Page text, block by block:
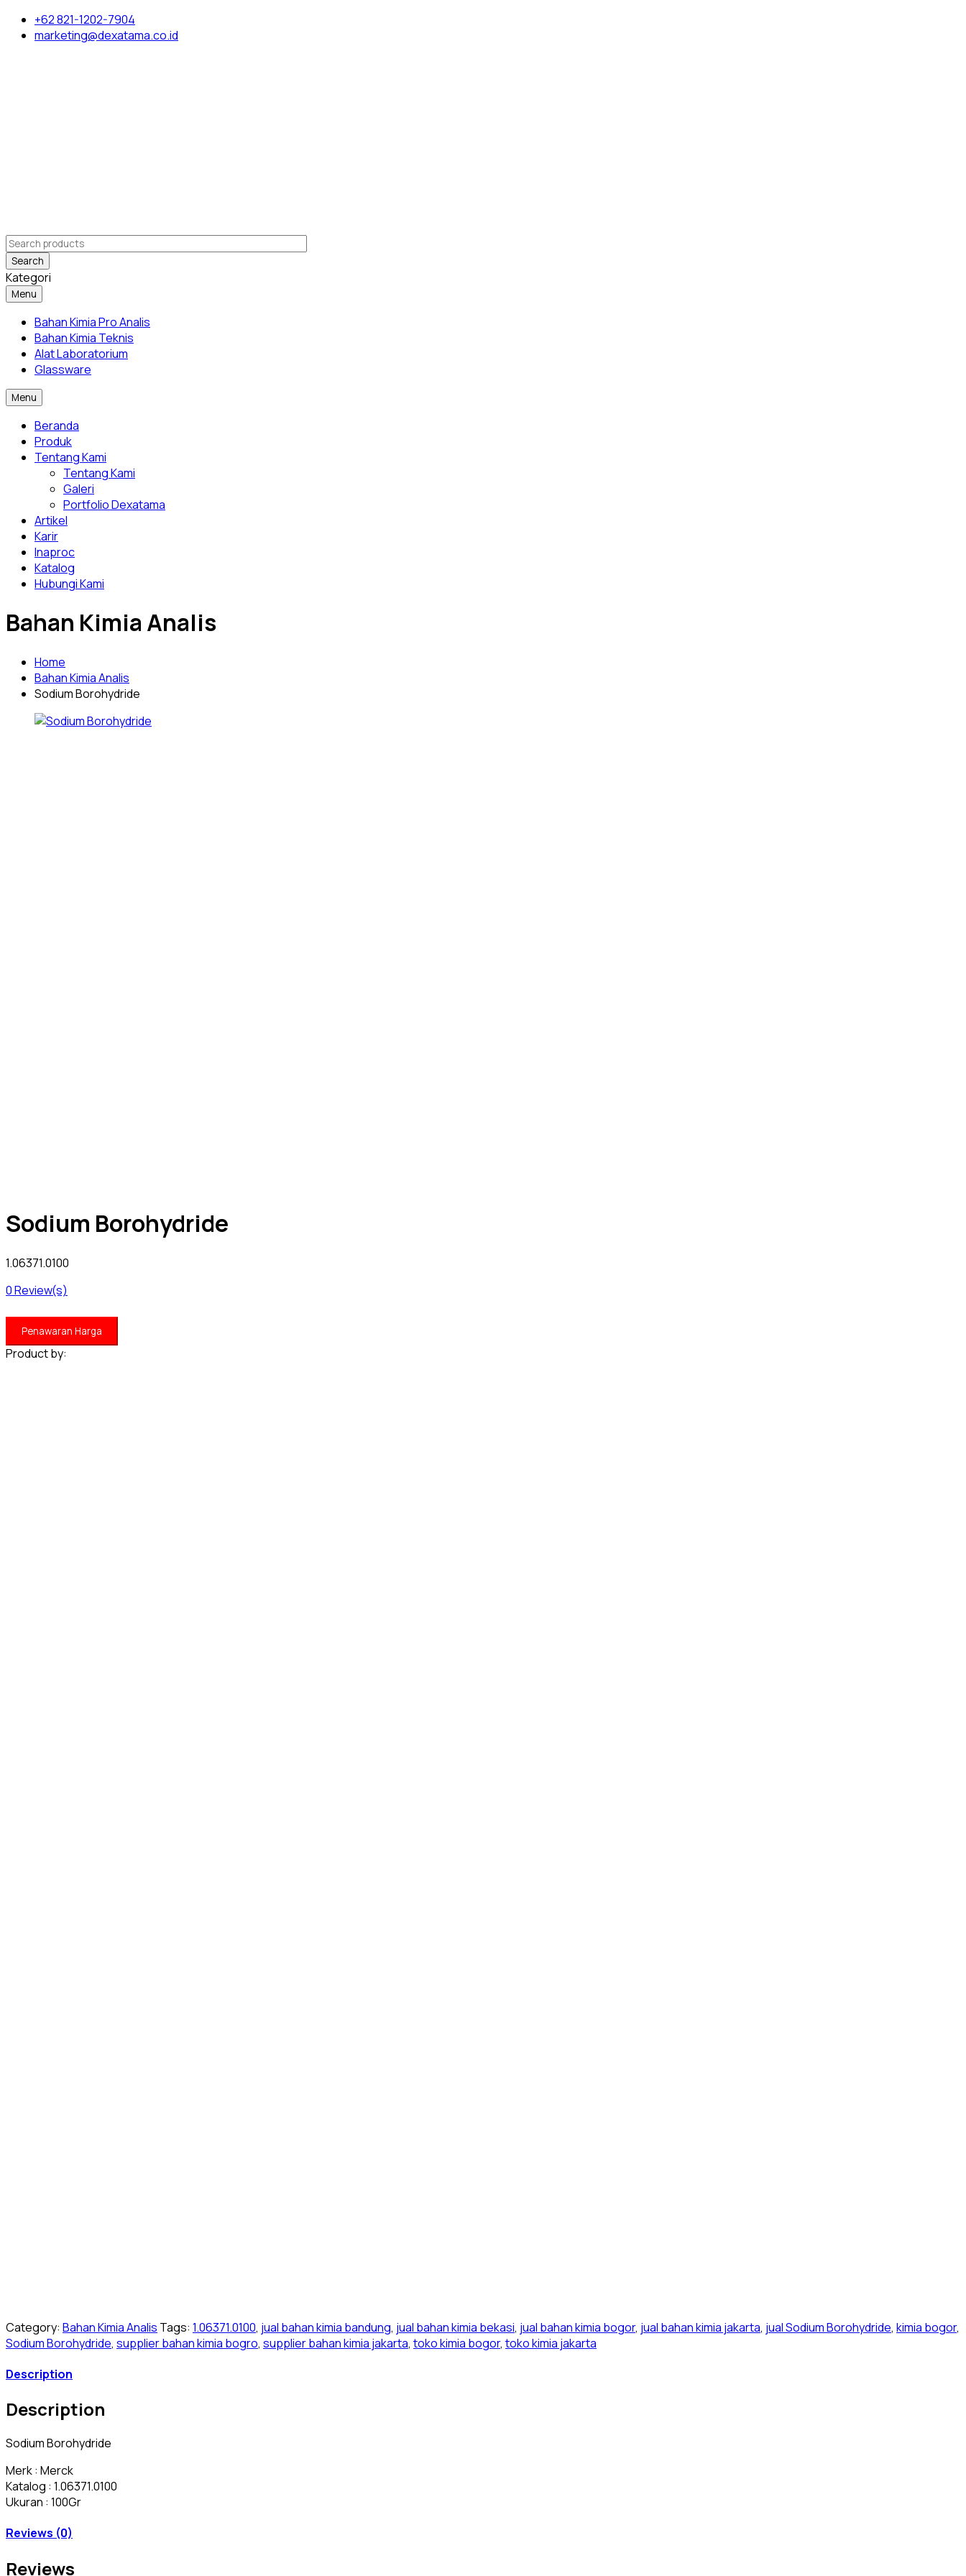
+62 821-1202-7904
marketing@dexatama.co.id
Search
Kategori
Menu
Bahan Kimia Pro Analis
Bahan Kimia Teknis
Alat Laboratorium
Glassware
Menu
Beranda
Produk
Tentang Kami
Tentang Kami
Galeri
Portfolio Dexatama
Artikel
Karir
Inaproc
Katalog
Hubungi Kami
Bahan Kimia Analis
Home
Bahan Kimia Analis
Sodium Borohydride
Sodium Borohydride
1.06371.0100
0Review(s)
Penawaran Harga
Product by:
Category: Bahan Kimia Analis Tags: 1.06371.0100, jual bahan kimia bandung, jual bahan kimia bekasi, jual bahan kimia bogor, jual bahan kimia jakarta, jual Sodium Borohydride, kimia bogor,
Sodium Borohydride, supplier bahan kimia bogro, supplier bahan kimia jakarta,toko kimia bogor,toko kimia jakarta
Description
Description
Sodium Borohydride
Merk : Merck
Katalog : 1.06371.0100
Ukuran : 100Gr
Reviews (0)
Reviews